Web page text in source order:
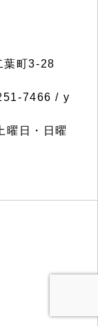
葉町3-28
7466 / y
曜日・日曜